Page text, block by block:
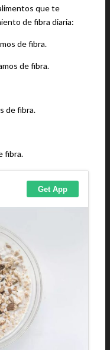
que te
de fibra diaria:
de fibra.
de fibra.
de fibra.
fibra.